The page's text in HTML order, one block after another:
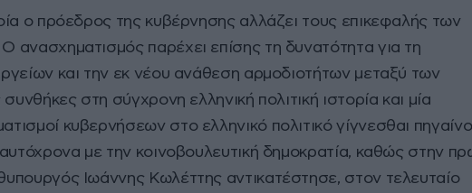
ο πρόεδρος της κυβέρνησης αλλάζει τους επικεφαλής των
ανασχηματισμός παρέχει επίσης τη δυνατότητα για τη
και την εκ νέου ανάθεση αρμοδιοτήτων μεταξύ των
στη σύγχρονη ελληνική πολιτική ιστορία και μία
κυβερνήσεων στο ελληνικό πολιτικό γίγνεσθαι
με την κοινοβουλευτική δημοκρατία, καθώς στην
Ιωάννης Κωλέττης αντικατέστησε, στον τελευταίο